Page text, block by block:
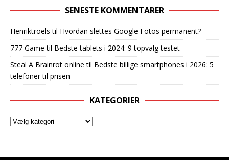
SENESTE KOMMENTARER
Henriktroels til Hvordan slettes Google Fotos permanent?
777 Game til Bedste tablets i 2024: 9 topvalg testet
Steal A Brainrot online til Bedste billige smartphones i 2026: 5
telefoner til prisen
KATEGORIER